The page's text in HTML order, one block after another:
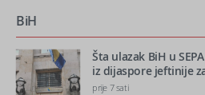
BiH
Šta ulazak BiH u
iz dijaspore jeftinije
prije 7 sati